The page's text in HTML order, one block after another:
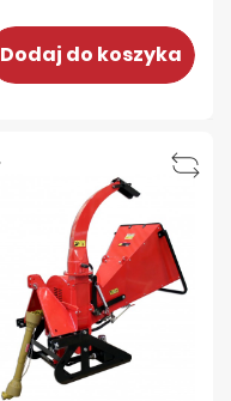
Dodaj do koszyka